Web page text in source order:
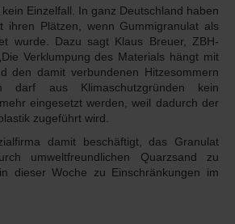
Einzelfall. In ganz Deutschland haben
ihren Plätzen, wenn Gummigranulat als
wurde. Dazu sagt Klaus Breuer, ZBH-
Verklumpung des Materials hängt mit
den damit verbundenen Hitzesommern
darf aus Klimaschutzgründen kein
eingesetzt werden, weil dadurch der
zugeführt wird.
damit beschäftigt, das Granulat
umweltfreundlichen Quarzsand zu
dieser Woche zu Einschränkungen im